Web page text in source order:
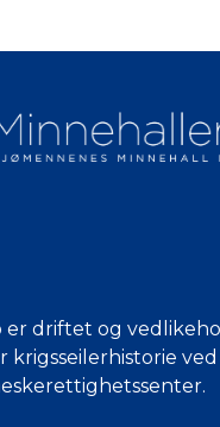
er driftet og
krigsseilerhistorie ved